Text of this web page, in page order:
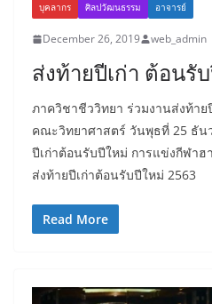
บุคลากร ศิลปวัฒนธรรม อาจารย์
December 26, 2019 web_admin
ส่งท้ายปีเก่า ต้อนรั
ภาควิชาชีววิทยา ร่วมงานส่งท้าย
คณะวิทยาศาสตร์ วันพุธที่ 25 ธัน
ปีเก่าต้อนรับปีใหม่ การแข่งกีฬาฮ
ส่งท้ายปีเก่าต้อนรับปีใหม่ 2563
Read More